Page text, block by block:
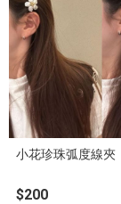
小花珍珠弧度線夾
$200